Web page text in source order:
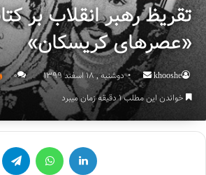
تقریظ رهبر انقلاب بر
«عصرهای کریسکان»
khooshe
Send
an
email
دوشنبه , 18 اسفند 1399 ۰
خواندن این مطلب 1 دقیقه زمان میبرد
لینکدین واتس آپ تلگرام